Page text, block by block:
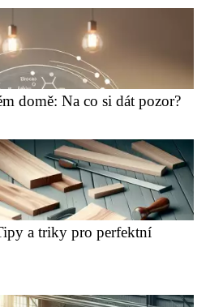
domě: Na co si dát pozor?
a triky pro perfektní